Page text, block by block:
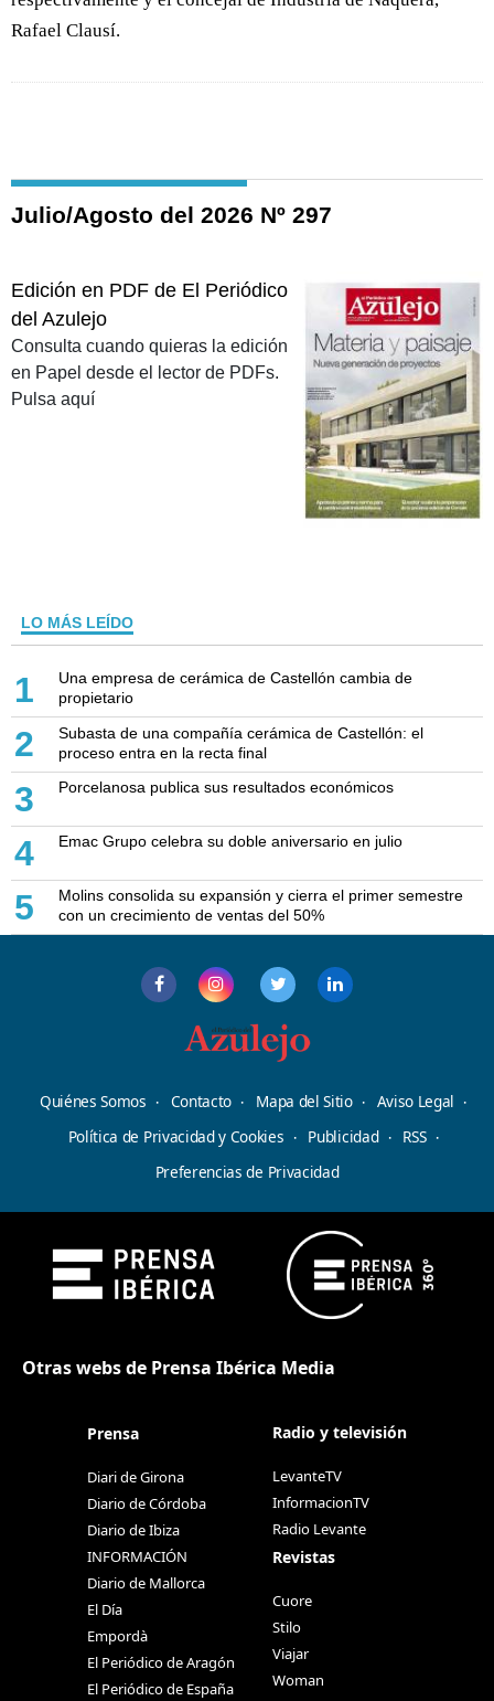
Rafael Clausí.
Julio/Agosto del 2026 Nº 297
Edición en PDF de El Periódico
del Azulejo
Consulta cuando quieras la edición
en Papel desde el lector de PDFs.
Pulsa aquí
LO MÁS LEÍDO
1
Una empresa de cerámica de Castellón cambia de
propietario
2
Subasta de una compañía cerámica de Castellón: el
proceso entra en la recta final
3 Porcelanosa publica sus resultados económicos
4 Emac Grupo celebra su doble aniversario en julio
5
Molins consolida su expansión y cierra el primer semestre
con un crecimiento de ventas del 50%
Quiénes Somos Contacto Mapa del Sitio
Aviso Legal
Política de Privacidad y Cookies
Publicidad
RSS
Preferencias de Privacidad
Otras webs de Prensa Ibérica Media
Prensa
Diari de Girona
Diario de Córdoba
Diario de Ibiza
INFORMACIÓN
Diario de Mallorca
El Día
Empordà
El Periódico de Aragón
El Periódico de España
Radio y televisión
LevanteTV
InformacionTV
Radio Levante
Revistas
Cuore
Stilo
Viajar
Woman